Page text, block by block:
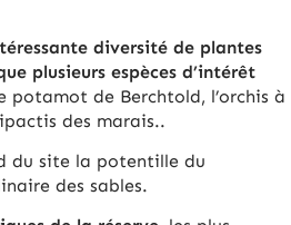
di­ver­sité de plantes
plu­sieurs es­pèces d’in­té­rêt
po­ta­mot de Berch­told, l’or­chis à
des ma­rais..
du site la potentille du
des sables.